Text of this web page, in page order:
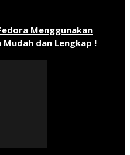
Menggunakan
dan Lengkap !